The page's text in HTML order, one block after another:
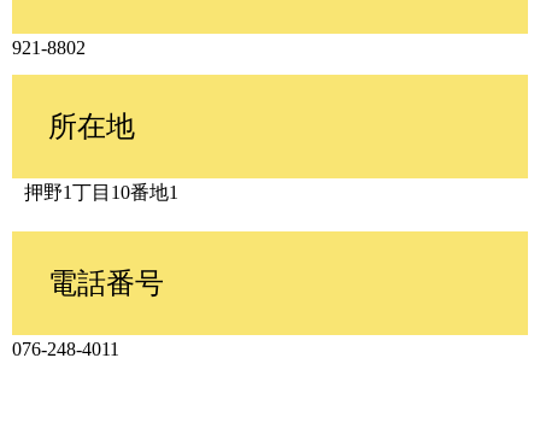
921-8802
所在地
押野1丁目10番地1
電話番号
076-248-4011